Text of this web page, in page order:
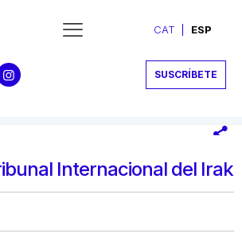
CAT ESP
SUSCRÍBETE
Internacional del Irak